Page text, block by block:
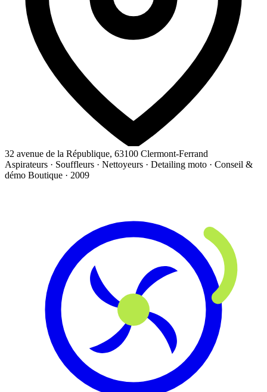
32 avenue de la République, 63100 Clermont-Ferrand
Aspirateurs · Souffleurs · Nettoyeurs · Detailing moto · Conseil &
démo Boutique · 2009